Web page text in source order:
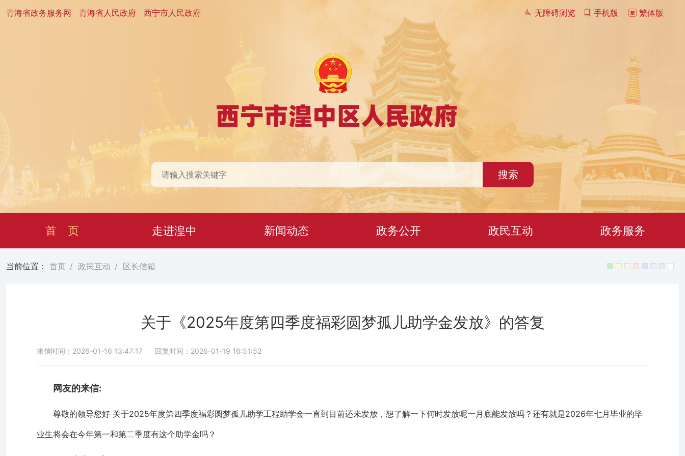
青海省政务服务网 青海省人民政府 西宁市人民政府 无障碍浏览 手机版 繁体版
搜索
首 页 走进湟中 新闻动态 政务公开 政民互动 政务服务
当前位置： 首页 / 政民互动 / 区长信箱
关于《2025年度第四季度福彩圆梦孤儿助学金发放》的答复
来信时间：2026-01-16 13:47:17 回复时间：2026-01-19 16:51:52
网友的来信:
尊敬的领导您好 关于2025年度第四季度福彩圆梦孤儿助学工程助学金一直到目前还未发放，想了解一下何时发放呢一月底能发放吗？还有就是2026年七月毕业的毕
业生将会在今年第一和第二季度有这个助学金吗？